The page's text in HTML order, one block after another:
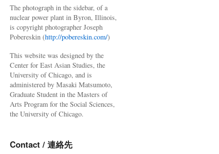
The photograph in the sidebar, of a
nuclear power plant in Byron, Illinois,
is copyright photographer Joseph
Pobereskin (http://pobereskin.com/)
This website was designed by the
Center for East Asian Studies, the
University of Chicago, and is
administered by Masaki Matsumoto,
Graduate Student in the Masters of
Arts Program for the Social Sciences,
the University of Chicago.
Contact / 連絡先